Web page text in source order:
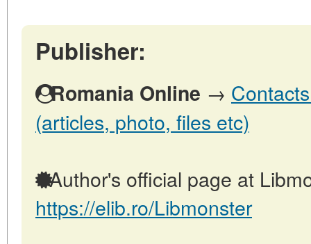
Publisher:
Romania Online →
(articles, photo, files etc)
Author's official page at
https://elib.ro/Libmonster